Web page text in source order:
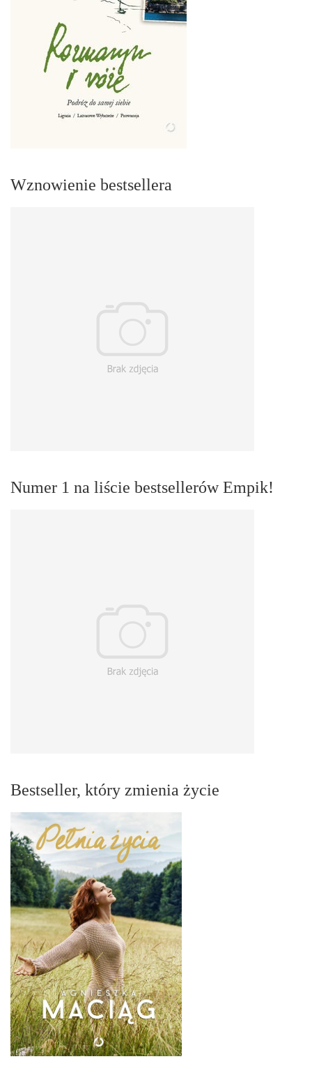
Wznowienie bestsellera
Numer 1 na liście bestsellerów Empik!
Bestseller, który zmienia życie